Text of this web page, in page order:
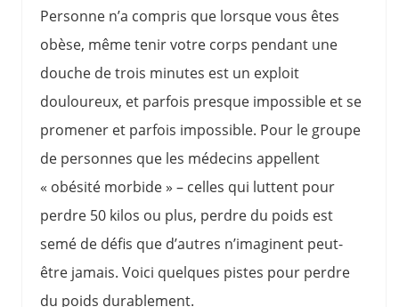
Personne n’a compris que lorsque vous êtes
obèse, même tenir votre corps pendant une
douche de trois minutes est un exploit
douloureux, et parfois presque impossible et se
promener et parfois impossible. Pour le groupe
de personnes que les médecins appellent
« obésité morbide » – celles qui luttent pour
perdre 50 kilos ou plus, perdre du poids est
semé de défis que d’autres n’imaginent peut-
être jamais. Voici quelques pistes pour perdre
du poids durablement.